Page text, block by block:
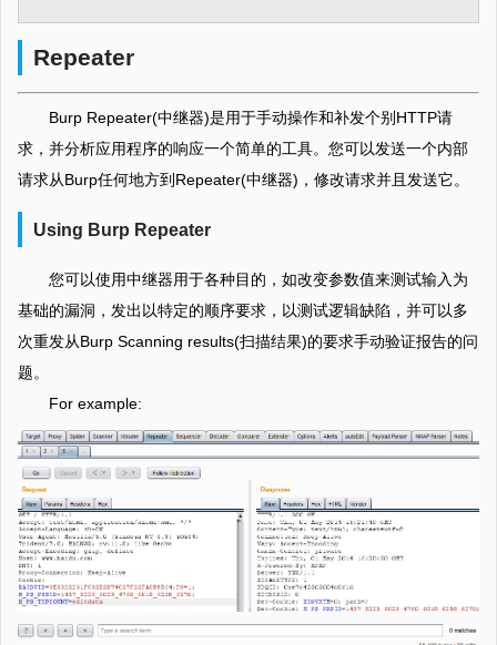
Repeater
Burp Repeater(中继器)是用于手动操作和补发个别HTTP请
求，并分析应用程序的响应一个简单的工具。您可以发送一个内部
请求从Burp任何地方到Repeater(中继器)，修改请求并且发送它。
Using Burp Repeater
您可以使用中继器用于各种目的，如改变参数值来测试输入为
基础的漏洞，发出以特定的顺序要求，以测试逻辑缺陷，并可以多
次重发从Burp Scanning results(扫描结果)的要求手动验证报告的问
题。
For example: